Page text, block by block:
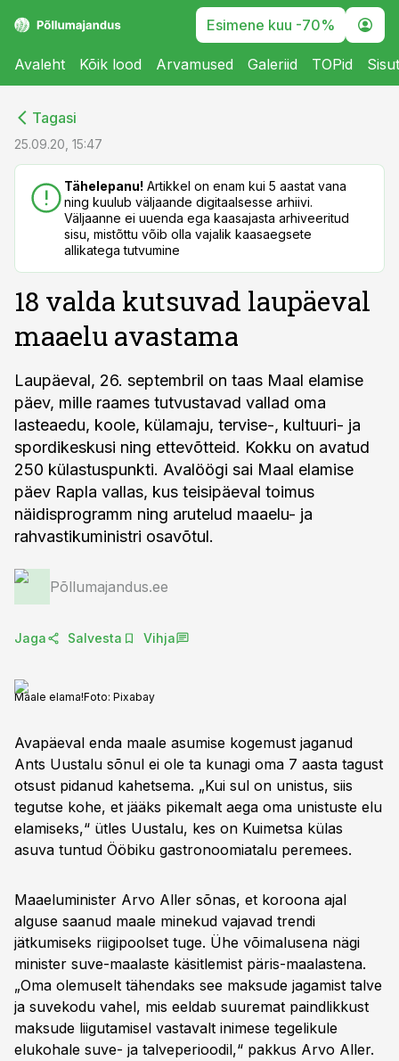
Esimene kuu -70%
Avaleht Kõik lood Arvamused Galeriid TOPid
Tagasi
25.09.20, 15:47
Tähelepanu! Artikkel on enam kui 5 aastat vana
ning kuulub väljaande digitaalsesse arhiivi.
Väljaanne ei uuenda ega kaasajasta arhiveeritud
sisu, mistõttu võib olla vajalik kaasaegsete
allikatega tutvumine
18 valda kutsuvad laupäeval
maaelu avastama
Laupäeval, 26. septembril on taas Maal elamise
päev, mille raames tutvustavad vallad oma
lasteaedu, koole, külamaju, tervise-, kultuuri- ja
spordikeskusi ning ettevõtteid. Kokku on avatud
250 külastuspunkti. Avalöögi sai Maal elamise
päev Rapla vallas, kus teisipäeval toimus
näidisprogramm ning arutelud maaelu- ja
rahvastikuministri osavõtul.
Põllumajandus.ee
Jaga Salvesta Vihja
Maale elama!Foto: Pixabay
Avapäeval enda maale asumise kogemust jaganud
Ants Uustalu sõnul ei ole ta kunagi oma 7 aasta tagust
otsust pidanud kahetsema. „Kui sul on unistus, siis
tegutse kohe, et jääks pikemalt aega oma unistuste elu
elamiseks,“ ütles Uustalu, kes on Kuimetsa külas
asuva tuntud Ööbiku gastronoomiatalu peremees.
Maaeluminister Arvo Aller sõnas, et koroona ajal
alguse saanud maale minekud vajavad trendi
jätkumiseks riigipoolset tuge. Ühe võimalusena nägi
minister suve-maalaste käsitlemist päris-maalastena.
„Oma olemuselt tähendaks see maksude jagamist talve
ja suvekodu vahel, mis eeldab suuremat paindlikkust
maksude liigutamisel vastavalt inimese tegelikule
elukohale suve- ja talveperioodil,“ pakkus Arvo Aller.